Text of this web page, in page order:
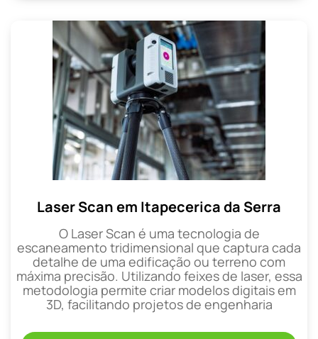
Laser Scan em Itapecerica da Serra
O Laser Scan é uma tecnologia de
escaneamento tridimensional que captura cada
detalhe de uma edificação ou terreno com
máxima precisão. Utilizando feixes de laser, essa
metodologia permite criar modelos digitais em
3D, facilitando projetos de engenharia